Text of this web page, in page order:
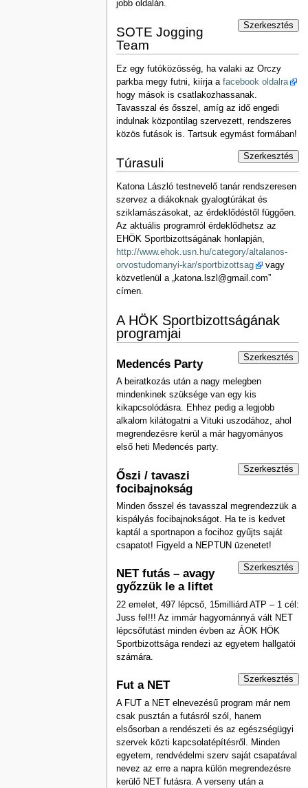
jobb oldalán.
Szerkesztés
SOTE Jogging
Team
Ez egy futóközösség, ha valaki az Orczy
parkba megy futni, kiírja a facebook oldalra
hogy mások is csatlakozhassanak.
Tavasszal és ősszel, amíg az idő engedi
indulnak központilag szervezett, rendszeres
közös futások is. Tartsuk egymást formában!
Szerkesztés
Túrasuli
Katona László testnevelő tanár rendszeresen
szervez a diákoknak gyalogtúrákat és
sziklamászásokat, az érdeklődéstől függően.
Az aktuális programról érdeklődhetsz az
EHÖK Sportbizottságának honlapján,
http://www.ehok.usn.hu/category/altalanos-
orvostudomanyi-kar/sportbizottsag
vagy
közvetlenül a „katona.lszl@gmail.com”
címen.
A HÖK Sportbizottságának
programjai
Szerkesztés
Medencés Party
A beiratkozás után a nagy melegben
mindenkinek szüksége van egy kis
kikapcsolódásra. Ehhez pedig a legjobb
alkalom kilátogatni a Vituki uszodához, ahol
megrendezésre kerül a már hagyományos
első heti Medencés party.
Szerkesztés
Őszi / tavaszi
focibajnokság
Minden ősszel és tavasszal megrendezzük a
kispályás focibajnokságot. Ha te is kedvet
kaptál a sportnapon a focihoz gyűjts saját
csapatot! Figyeld a NEPTUN üzenetet!
Szerkesztés
NET futás – avagy
győzzük le a liftet
22 emelet, 497 lépcső, 15milliárd ATP – 1 cél:
Juss fel!!! Az immár hagyománnyá vált NET
lépcsőfutást minden évben az ÁOK HÖK
Sportbizottsága rendezi az egyetem hallgatói
számára.
Szerkesztés
Fut a NET
A FUT a NET elnevezésű program már nem
csak pusztán a futásról szól, hanem
elsősorban a rendészeti és az egészségügyi
szervek közti kapcsolatépítésről. Minden
egyetem, rendvédelmi szerv saját csapatával
nevez az erre a napra külön megrendezésre
kerülő NET futásra. A verseny után a